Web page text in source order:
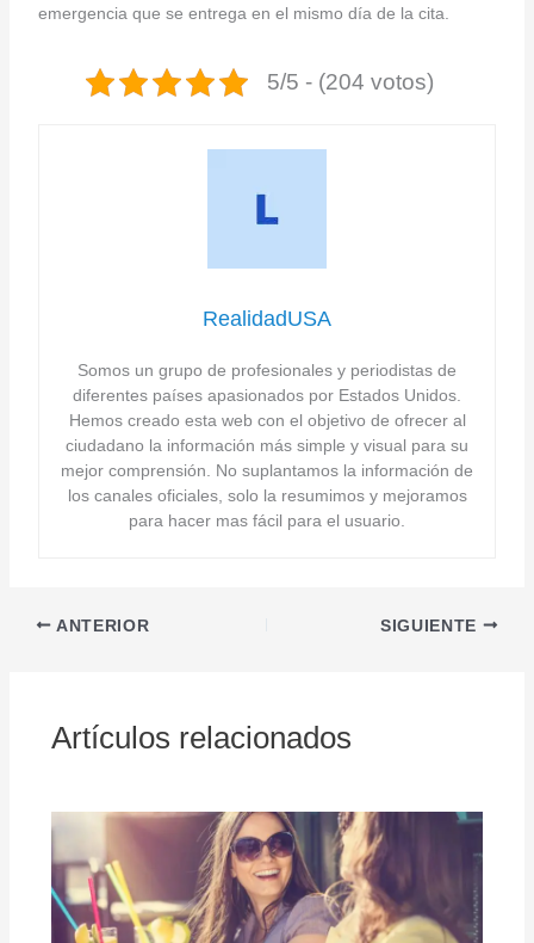
emergencia que se entrega en el mismo día de la cita.
5/5 - (204 votos)
RealidadUSA
Somos un grupo de profesionales y periodistas de
diferentes países apasionados por Estados Unidos.
Hemos creado esta web con el objetivo de ofrecer al
ciudadano la información más simple y visual para su
mejor comprensión. No suplantamos la información de
los canales oficiales, solo la resumimos y mejoramos
para hacer mas fácil para el usuario.
ANTERIOR SIGUIENTE
Artículos relacionados